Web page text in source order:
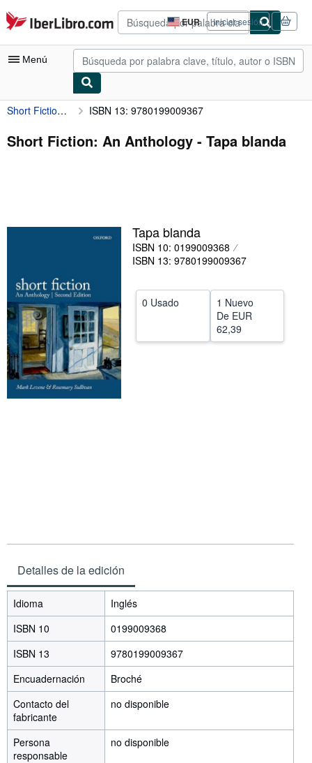
Pasar al contenido principal
IberLibro.com EUR
Preferencias
de
compra
del
Iniciar sesión
Menú
Mi cuenta
Consultar mis pedidos
Arte y coleccionismo
Comenzar a vender
Ayuda
Short Fiction: An Anthology ISBN 13: 9780199009367
Short Fiction: An Anthology - Tapa blanda
Tapa blanda
ISBN 10: 0199009368
ISBN 13: 9780199009367
0 Usado
1 Nuevo
De EUR
62,39
Detalles de la edición
Idioma
Inglés
ISBN 10
0199009368
ISBN 13
9780199009367
Encuadernación
Broché
Contacto del
fabricante
no disponible
Persona
responsable
no disponible